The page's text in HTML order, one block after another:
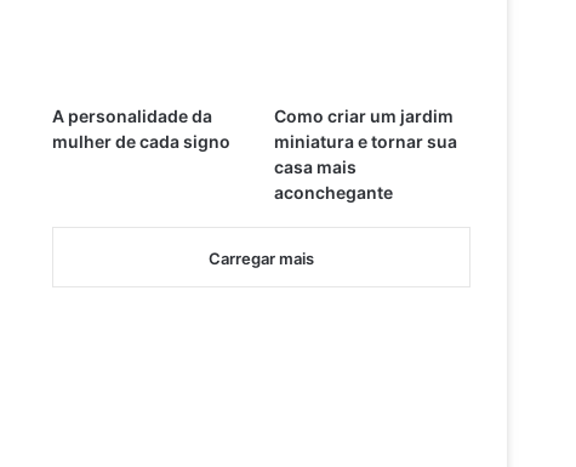
A personalidade da
mulher de cada signo
Como criar um jardim
miniatura e tornar sua
casa mais
aconchegante
Carregar mais